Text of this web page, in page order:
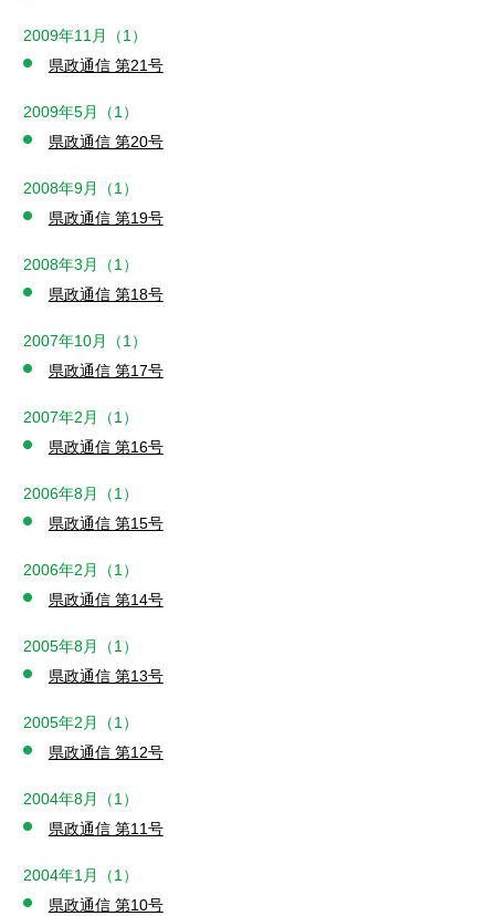
2009年11月（1）
県政通信 第21号
2009年5月（1）
県政通信 第20号
2008年9月（1）
県政通信 第19号
2008年3月（1）
県政通信 第18号
2007年10月（1）
県政通信 第17号
2007年2月（1）
県政通信 第16号
2006年8月（1）
県政通信 第15号
2006年2月（1）
県政通信 第14号
2005年8月（1）
県政通信 第13号
2005年2月（1）
県政通信 第12号
2004年8月（1）
県政通信 第11号
2004年1月（1）
県政通信 第10号